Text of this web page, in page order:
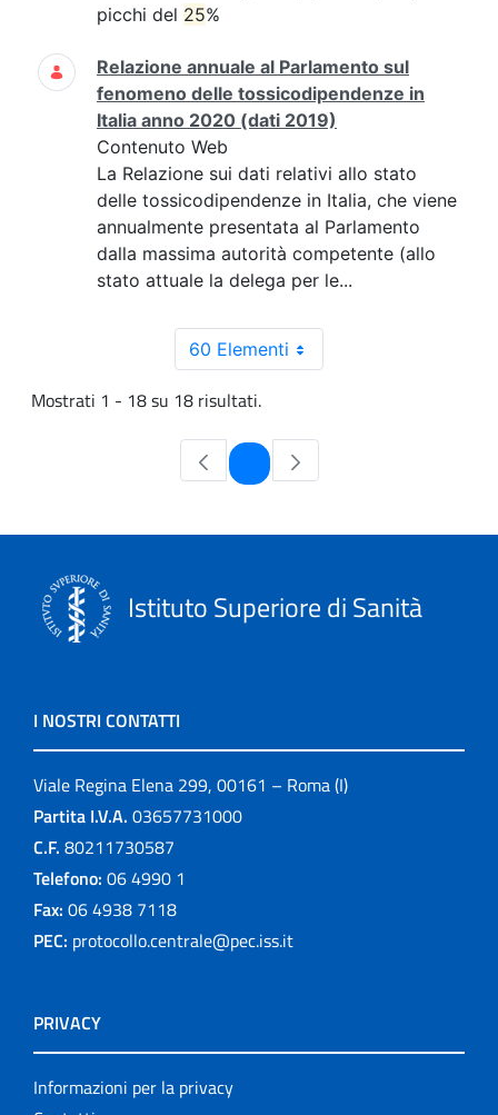
picchi del 25%
Relazione annuale al Parlamento sul
fenomeno delle tossicodipendenze in
Italia anno 2020 (dati 2019)
Contenuto Web
La Relazione sui dati relativi allo stato
delle tossicodipendenze in Italia, che viene
annualmente presentata al Parlamento
dalla massima autorità competente (allo
stato attuale la delega per le...
60 Elementi
Mostrati 1 - 18 su 18 risultati.
Pagina
Istituto Superiore di Sanità
I NOSTRI CONTATTI
Viale Regina Elena 299, 00161 – Roma (I)
Partita I.V.A. 03657731000
C.F. 80211730587
Telefono: 06 4990 1
Fax: 06 4938 7118
PEC: protocollo.centrale@pec.iss.it
PRIVACY
Informazioni per la privacy